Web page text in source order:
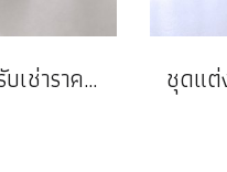
ชุดแต่งงาน สำหรับเช่าราคาถูก